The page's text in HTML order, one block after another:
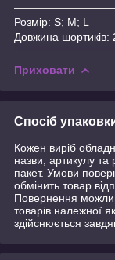
Розмір: S; M; L
Довжина шортиків:
Приховати
Спосіб
Кожен виріб
назви, артикулу та
пакет. Умови
обмінить товар
Повернення
товарів належної
здійснюється